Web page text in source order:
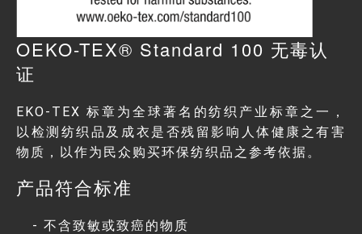
OEKO-TEX® Standard 100 无毒认
证
EKO-TEX 标章为全球著名的纺织产业标章之一，
以检测纺织品及成衣是否残留影响人体健康之有害
物质，以作为民众购买环保纺织品之参考依据。
产品符合标准
- 不含致敏或致癌的物质